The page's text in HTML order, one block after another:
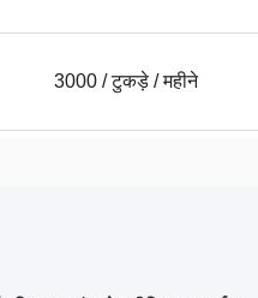
3000 / टुकड़े / महीने